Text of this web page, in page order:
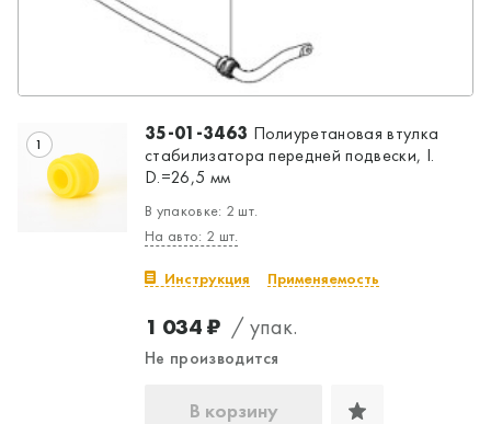
1 35-01-3463 Полиуретановая втулка
стабилизатора передней подвески, I.
D.=26,5 мм
В упаковке: 2 шт.
На авто: 2 шт.
Инструкция Применяемость
1 034 ₽ / упак.
Не производится
В корзину